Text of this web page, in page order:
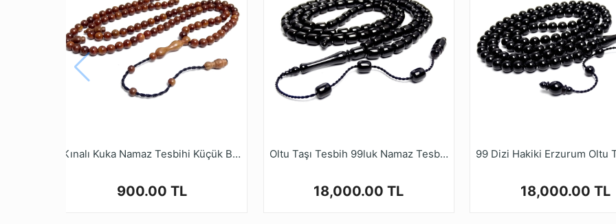
Kınalı Kuka Namaz Tesbihi Küçük Boy Üç Sayı 99lu
900.00 TL
Oltu Taşı Tesbih 99luk Namaz Tesbihi Eskitme Kesim Sistemli Tasarım
18,000.00 TL 18,000.00 TL